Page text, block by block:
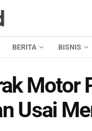
BERITA BISNIS
Motor
Usai